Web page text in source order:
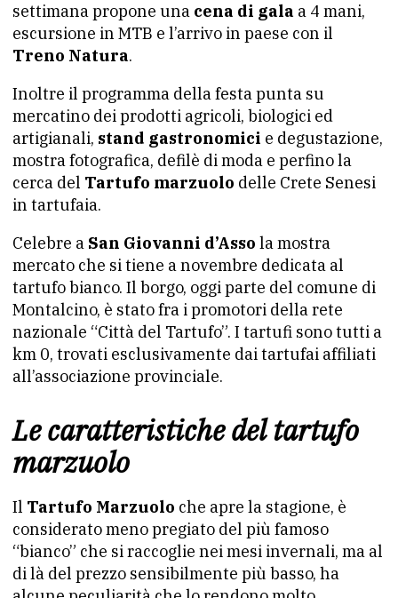
settimana propone una cena di gala a 4 mani,
escursione in MTB e l’arrivo in paese con il
Treno Natura.
Inoltre il programma della festa punta su
mercatino dei prodotti agricoli, biologici ed
artigianali, stand gastronomici e degustazione,
mostra fotografica, defilè di moda e perfino la
cerca del Tartufo marzuolo delle Crete Senesi
in tartufaia.
Celebre a San Giovanni d’Asso la mostra
mercato che si tiene a novembre dedicata al
tartufo bianco. Il borgo, oggi parte del comune di
Montalcino, è stato fra i promotori della rete
nazionale “Città del Tartufo”. I tartufi sono tutti a
km 0, trovati esclusivamente dai tartufai affiliati
all’associazione provinciale.
Le caratteristiche del tartufo
marzuolo
Il Tartufo Marzuolo che apre la stagione, è
considerato meno pregiato del più famoso
“bianco” che si raccoglie nei mesi invernali, ma al
di là del prezzo sensibilmente più basso, ha